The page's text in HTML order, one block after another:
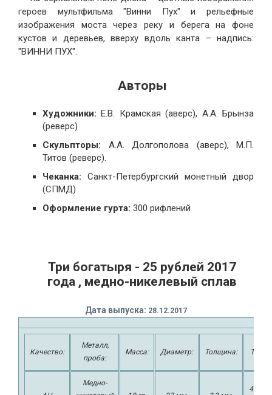
героев мультфильма "Винни Пух" и рельефные
изображения моста через реку и берега на фоне
кустов и деревьев, вверху вдоль канта – надпись:
"ВИННИ ПУХ".
Авторы
Художники: Е.В. Крамская (аверс), А.А. Брынза
(реверс)
Скульпторы: А.А. Долгополова (аверс), М.П.
Титов (реверс).
Чеканка: Санкт-Петербургский монетный двор
(СПМД)
Оформление гурта: 300 рифлений
Три богатыря - 25 рублей 2017
года , медно-никелевый сплав
Дата выпуска: 28.12.2017
Качество:
Металл,
проба:
Масса: Диаметр: Толщина:
Медно-